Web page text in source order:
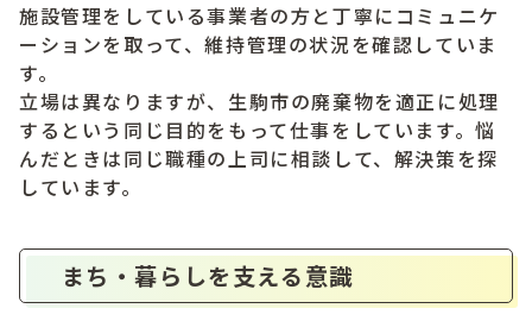
施設管理をしている事業者の方と丁寧にコミュニケ
ーションを取って、維持管理の状況を確認していま
す。
立場は異なりますが、生駒市の廃棄物を適正に処理
するという同じ目的をもって仕事をしています。悩
んだときは同じ職種の上司に相談して、解決策を探
しています。
まち・暮らしを支える意識